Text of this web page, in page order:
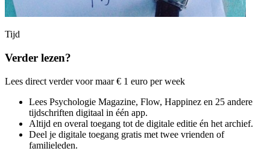
Tijd
Verder lezen?
Lees direct verder voor maar € 1 euro per week
Lees Psychologie Magazine, Flow, Happinez en 25 andere
tijdschriften digitaal in één app.
Altijd en overal toegang tot de digitale editie én het archief.
Deel je digitale toegang gratis met twee vrienden of
familieleden.